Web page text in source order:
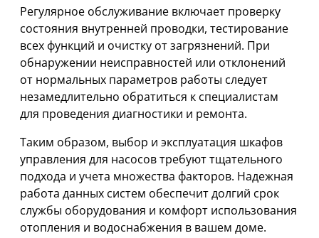
Регулярное обслуживание включает проверку
состояния внутренней проводки, тестирование
всех функций и очистку от загрязнений. При
обнаружении неисправностей или отклонений
от нормальных параметров работы следует
незамедлительно обратиться к специалистам
для проведения диагностики и ремонта.
Таким образом, выбор и эксплуатация шкафов
управления для насосов требуют тщательного
подхода и учета множества факторов. Надежная
работа данных систем обеспечит долгий срок
службы оборудования и комфорт использования
отопления и водоснабжения в вашем доме.